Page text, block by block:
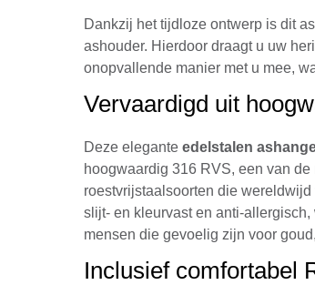
Dankzij het tijdloze ontwerp is dit
ashouder. Hierdoor draagt u uw
onopvallende manier met u mee,
Vervaardigd uit
Deze elegante edelstalen
hoogwaardig 316 RVS, een van
roestvrijstaalsoorten die
slijt- en kleurvast en anti-
mensen die gevoelig zijn voor
Inclusief comfortabel